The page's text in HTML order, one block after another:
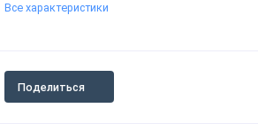
Все характеристики
Поделиться